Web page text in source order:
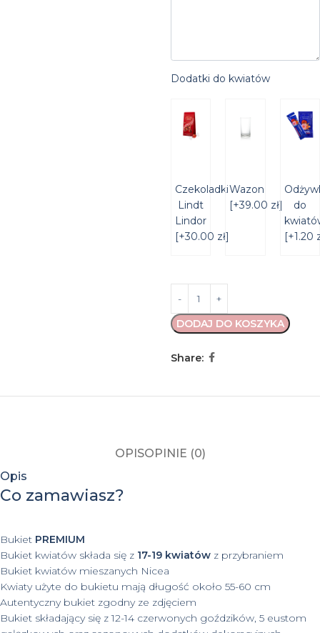
Dodatki do kwiatów
Czekoladki
Lindt
Lindor
[+30.00 zł]
Wazon
[+39.00 zł]
do
[+1.20
DODAJ DO KOSZYKA
Share:
OPISOPINIE (0)
Opis
Co zamawiasz?
Bukiet PREMIUM
Bukiet kwiatów składa się z 17-19 kwiatów z przybraniem
Bukiet kwiatów mieszanych Nicea
Kwiaty użyte do bukietu mają długość około 55-60 cm
Autentyczny bukiet zgodny ze zdjęciem
Bukiet składający się z 12-14 czerwonych goździków, 5 eustom